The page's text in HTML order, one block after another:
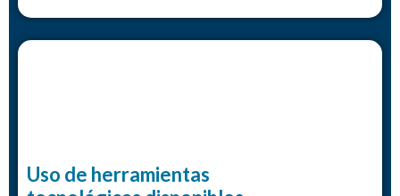
Uso de herramientas